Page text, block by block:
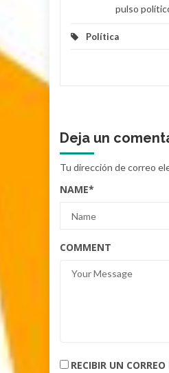
pulso
Política
Deja un
Tu dirección de correo
NAME*
COMMENT
RECIBIR UN